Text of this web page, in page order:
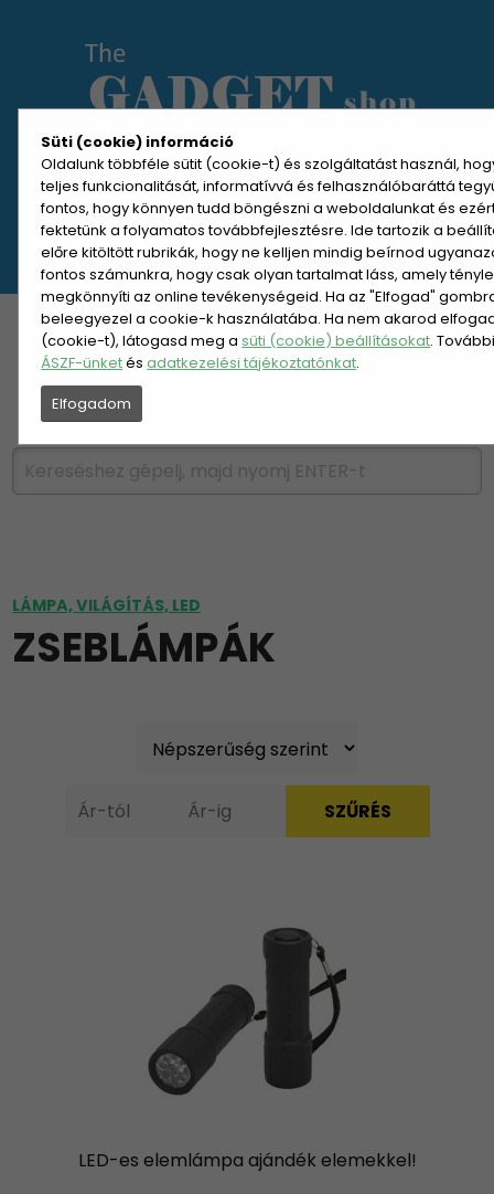
Süti (cookie) információ
Oldalunk többféle sütit (cookie-t) és szolgáltatást használ,
teljes funkcionalitását, informatívvá és felhasználóbaráttá
fontos, hogy könnyen tudd böngészni a weboldalunkat és
fektetünk a folyamatos továbbfejlesztésre. Ide tartozik a
előre kitöltött rubrikák, hogy ne kelljen mindig beírnod
fontos számunkra, hogy csak olyan tartalmat láss, amely
megkönnyíti az online tevékenységeid. Ha az "Elfogad"
beleegyezel a cookie-k használatába. Ha nem akarod
(cookie-t), látogasd meg asüti (cookie) beállításokat.
ÁSZF-ünketésadatkezelési tájékoztatónkat.
Elfogadom
MENÜ MEGNYITÁSA
REGISZTRÁCIÓ BELÉPÉS
KATEGÓRIÁK HETI AJÁNLAT
ÚJDONSÁGOK NÉPSZERŰ
LÁMPA, VILÁGÍTÁS, LED
ZSEBLÁMPÁK
LED-es elemlámpa ajándék elemekkel!